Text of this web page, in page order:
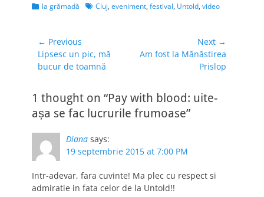
Categories
la grămadă TagsCluj, eveniment, festival, Untold, video
Navigare
în
articole
← Previous
Previous
post:
Lipsesc un pic, mă
bucur de toamnă
Next →
Next
Am fost la Mănăstirea
Prislop
1 thought on “Pay with blood: uite-
așa se fac lucrurile frumoase”
Diana says:
19 septembrie 2015 at 7:00 PM
Intr-adevar, fara cuvinte! Ma plec cu respect si
admiratie in fata celor de la Untold!!